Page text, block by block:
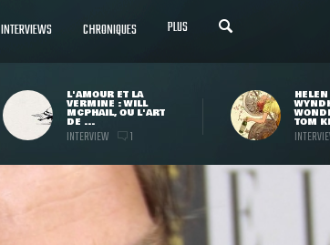
INTERVIEWS CHRONIQUES PLUS
L'AMOUR ET LA
VERMINE : WILL
MCPHAIL, OU L'ART
DE ...
INTERVIEW 1
TOM